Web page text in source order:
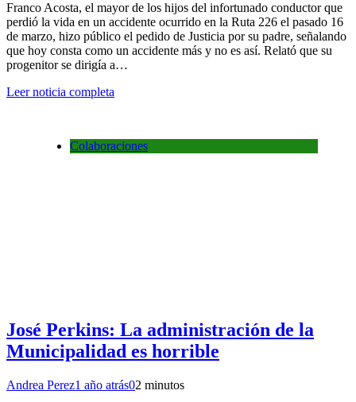
Franco Acosta, el mayor de los hijos del infortunado conductor que
perdió la vida en un accidente ocurrido en la Ruta 226 el pasado 16
de marzo, hizo público el pedido de Justicia por su padre, señalando
que hoy consta como un accidente más y no es así. Relató que su
progenitor se dirigía a…
Leer noticia completa
Colaboraciones
José Perkins: La administración de la
Municipalidad es horrible
Andrea Perez1 año atrás02 minutos